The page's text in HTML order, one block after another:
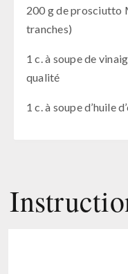
200 g de prosciutto
tranches)
1 c. à soupe de
qualité
1 c. à soupe d’huile